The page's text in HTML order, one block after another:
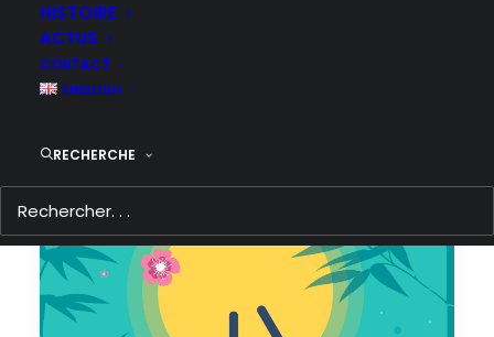
HISTOIRE
ACTUS
CONTACT
ENGLISH
RECHERCHE